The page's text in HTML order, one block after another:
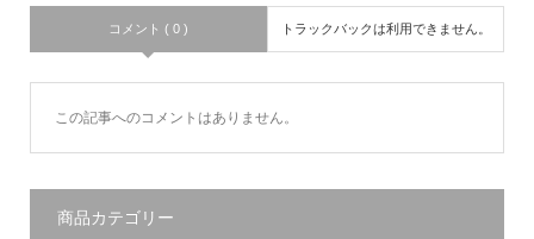
コメント ( 0 ) トラックバックは利用できません。
この記事へのコメントはありません。
商品カテゴリー